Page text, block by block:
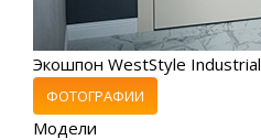
Экошпон WestStyle Industrial
ФОТОГРАФИИ
Модели